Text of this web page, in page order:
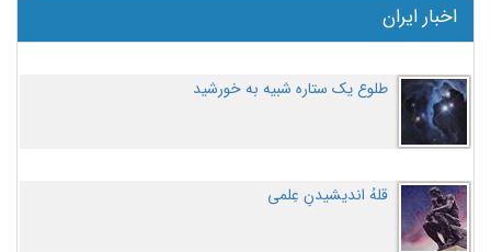
اخبار ایران
طلوع یک ستاره شبیه به خورشید
قلهُ اندیشیدنِ عِلمی